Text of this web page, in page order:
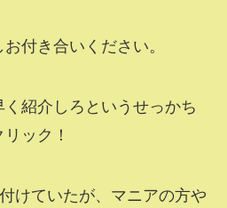
付き合いください。
紹介しろというせっかち
ック！
けていたが、マニアの方や